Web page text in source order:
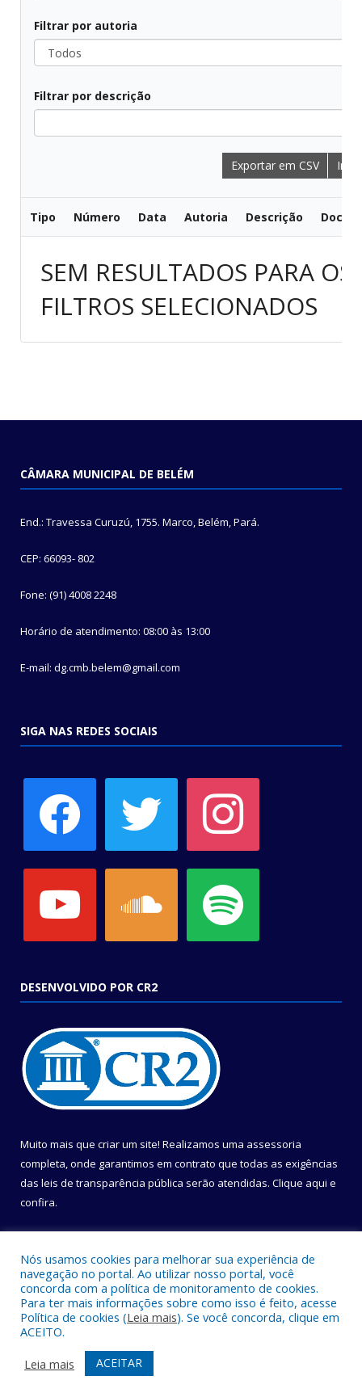
Filtrar por autoria
Filtrar por descrição
Exportar em CSV
Tipo Número Data Autoria Descrição
SEM RESULTADOS PARA OS
FILTROS SELECIONADOS
CÂMARA MUNICIPAL DE BELÉM
End.: Travessa Curuzú, 1755. Marco, Belém, Pará.
CEP: 66093- 802
Fone: (91) 4008 2248
Horário de atendimento: 08:00 às 13:00
E-mail: dg.cmb.belem@gmail.com
SIGA NAS REDES SOCIAIS
DESENVOLVIDO POR CR2
Muito mais que criar um site! Realizamos uma assessoria
completa, onde garantimos em contrato que todas as exigências
das leis de transparência pública serão atendidas. Clique aqui e
confira.
Todos os direitos reservados a Câmara Municipal de Belém.
Mapa do Site
Acessar Área Administrativa
Acessar Webmail
Nós usamos cookies para melhorar sua experiência de
navegação no portal. Ao utilizar nosso portal, você
concorda com a política de monitoramento de cookies.
Para ter mais informações sobre como isso é feito, acesse
Política de cookies (Leia mais). Se você concorda, clique em
ACEITO.
Leia mais
ACEITAR